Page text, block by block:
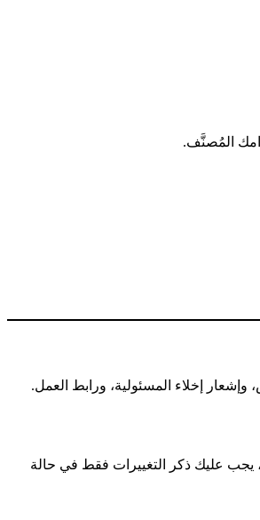
المُصنَّف.
إخلاء المسئولية، ورابط العمل.
على المُصنَّف. في الإصدارة 3.0 والإصدارات السابقة، يجب عليك ذكر التغييرات فقط في حالة